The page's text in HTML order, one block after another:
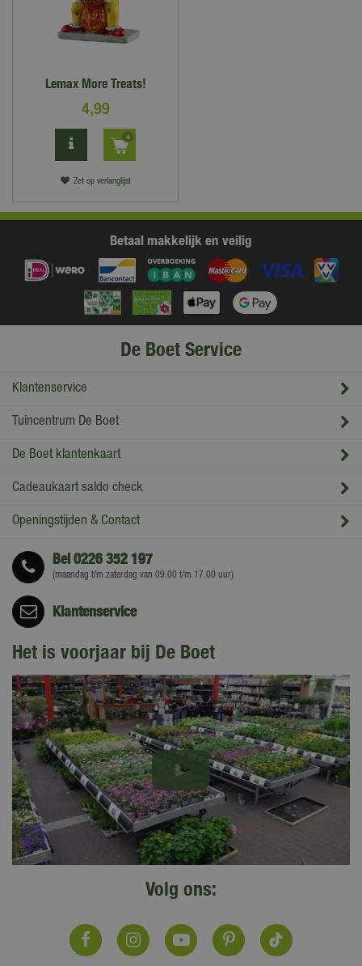
Lemax More Treats!
4,99
Zet op verlanglijst
Betaal makkelijk en veilig
De Boet Service
Klantenservice
Tuincentrum De Boet
De Boet klantenkaart
Cadeaukaart saldo check
Openingstijden & Contact
Bel0226 352 197
(maandag t/m zaterdag van 09.00 t/m 17.00 uur)
Klantenservice
Het is voorjaar bij De Boet
Volg ons: